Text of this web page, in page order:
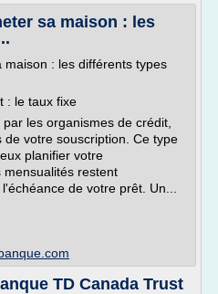
sa maison : les
: les différents types
: le taux fixe
les organismes de crédit,
de votre souscription. Ce type
planifier votre
mensualités restent
de votre prêt. Un...
TD Canada Trust